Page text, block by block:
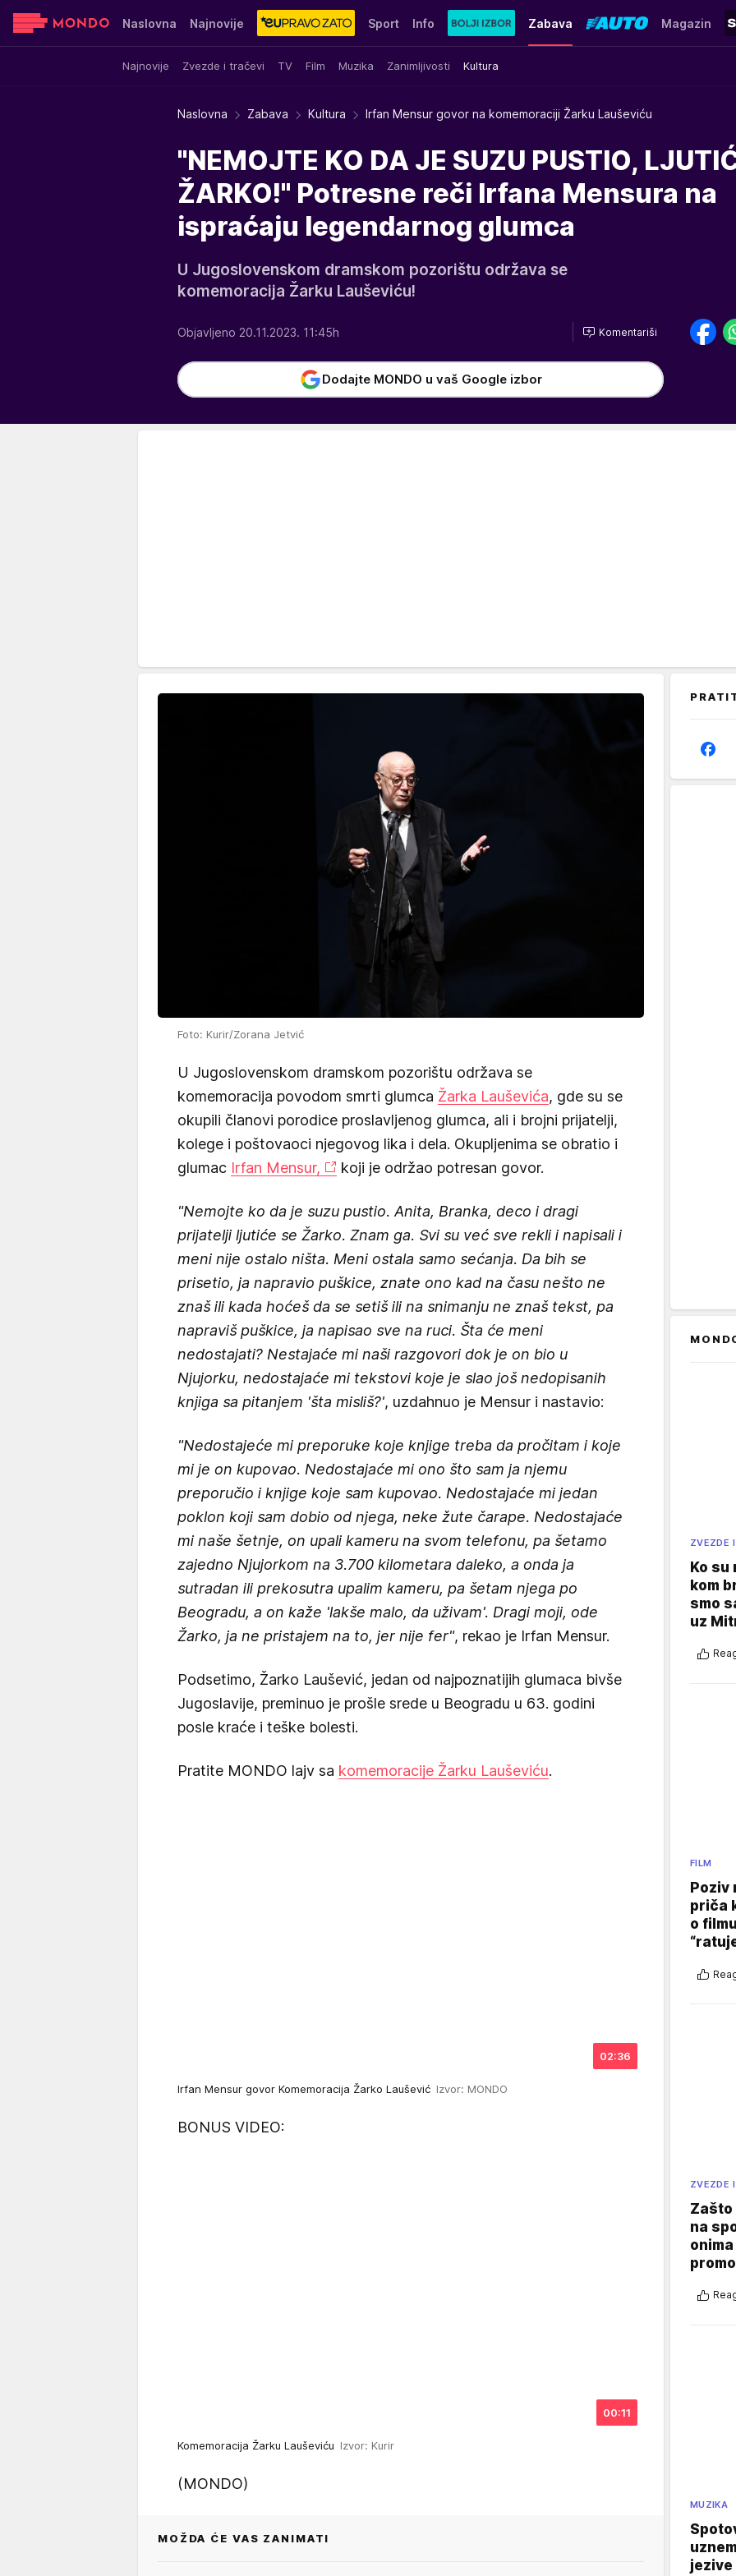
Naslovna Najnovije Sport Info Zabava
Najnovije Zvezde i tračevi TV Film Muzika Zanimljivosti Kultura
Magazin
Sensa Stvar ukusa Yumama
Naslovna Zabava Kultura Irfan Mensur govor na komemoraciji Žarku Lauševiću
"NEMOJTE KO DA JE SUZU PUSTIO,
ŽARKO!" Potresne reči Irfana Mensura na
ispraćaju legendarnog glumca
U Jugoslovenskom dramskom pozorištu održava se
komemoracija Žarku Lauševiću!
Objavljeno 20.11.2023. 11:45h Komentariši
Dodajte MONDO u vaš Google izbor
Foto: Kurir/Zorana Jetvić
U Jugoslovenskom dramskom pozorištu održava se
komemoracija povodom smrti glumca Žarka Lauševića, gde su se
okupili članovi porodice proslavljenog glumca, ali i brojni prijatelji,
kolege i poštovaoci njegovog lika i dela. Okupljenima se obratio i
glumac Irfan Mensur, koji je održao potresan govor.
"Nemojte ko da je suzu pustio. Anita, Branka, deco i dragi
prijatelji ljutiće se Žarko. Znam ga. Svi su već sve rekli i napisali i
meni nije ostalo ništa. Meni ostala samo sećanja. Da bih se
prisetio, ja napravio puškice, znate ono kad na času nešto ne
znaš ili kada hoćeš da se setiš ili na snimanju ne znaš tekst, pa
napraviš puškice, ja napisao sve na ruci. Šta će meni
nedostajati? Nestajaće mi naši razgovori dok je on bio u
Njujorku, nedostajaće mi tekstovi koje je slao još nedopisanih
knjiga sa pitanjem 'šta misliš?', uzdahnuo je Mensur i nastavio:
"Nedostajeće mi preporuke koje knjige treba da pročitam i koje
mi je on kupovao. Nedostajaće mi ono što sam ja njemu
preporučio i knjige koje sam kupovao. Nedostajaće mi jedan
poklon koji sam dobio od njega, neke žute čarape. Nedostajaće
mi naše šetnje, on upali kameru na svom telefonu, pa šetamo
zajedno Njujorkom na 3.700 kilometara daleko, a onda ja
sutradan ili prekosutra upalim kameru, pa šetam njega po
Beogradu, a on kaže 'lakše malo, da uživam'. Dragi moji, ode
Žarko, ja ne pristajem na to, jer nije fer", rekao je Irfan Mensur.
Podsetimo, Žarko Laušević, jedan od najpoznatijih glumaca bivše
Jugoslavije, preminuo je prošle srede u Beogradu u 63. godini
posle kraće i teške bolesti.
Pratite MONDO lajv sa komemoracije Žarku Lauševiću.
02:36
Irfan Mensur govor Komemoracija Žarko Laušević Izvor: MONDO
BONUS VIDEO:
00:11
Komemoracija Žarku Lauševiću Izvor: Kurir
(MONDO)
MOŽDA ĆE VAS ZANIMATI
ZVEZDE
Ko su
kom
smo
uz
FILM
Poziv
priča
o
ZVEZDE
Zašto
na
MUZIKA
jezive